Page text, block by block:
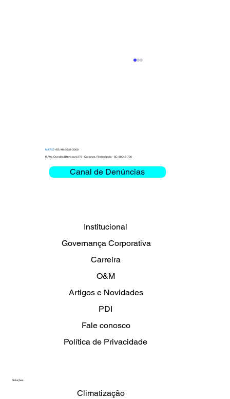
Clemar debate Missão Crítica e
MATRIZ+55 (48) 3331-3000
R. Ver. Osvaldo Bittencourt, 276 - Carianos, Florianópolis - SC, 88047-700
Canal de Denúncias
Soluções
Climatização
Institucional
Governança Corporativa
Carreira
O&M
Artigos e Novidades
PDI
Fale conosco
Política de Privacidade